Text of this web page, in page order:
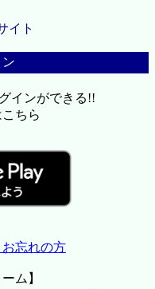
イト
インができる!!
ちら
忘れの方
ム】